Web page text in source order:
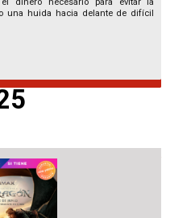
una huida hacia delante de difícil